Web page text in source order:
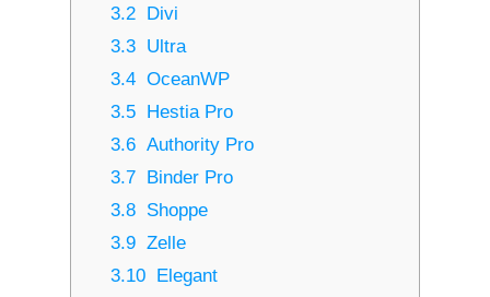
3.2Divi
3.3Ultra
3.4OceanWP
3.5Hestia Pro
3.6Authority Pro
3.7Binder Pro
3.8Shoppe
3.9Zelle
3.10Elegant